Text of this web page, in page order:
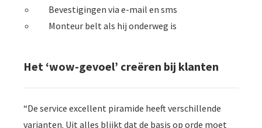
Bevestigingen via e-mail en sms
Monteur belt als hij onderweg is
Het ‘wow-gevoel’ creëren bij klanten
“De service excellent piramide heeft verschillende
varianten. Uit alles blijkt dat de basis op orde moet